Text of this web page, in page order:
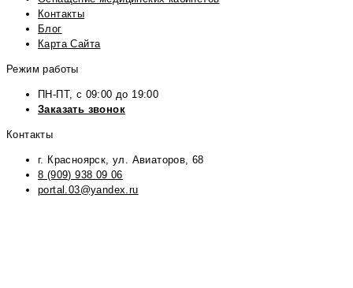
Контакты
Блог
Карта Сайта
Режим работы
ПН-ПТ, с 09:00 до 19:00
Заказать звонок
Контакты
г. Красноярск, ул. Авиаторов, 68
8 (909) 938 09 06
portal.03@yandex.ru